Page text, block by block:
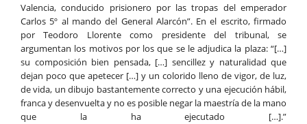
Valencia, conducido prisionero por las tropas del emperador
Carlos 5º al mando del General Alarcón”. En el escrito, firmado
por Teodoro Llorente como presidente del tribunal, se
argumentan los motivos por los que se le adjudica la plaza: “[…]
su composición bien pensada, […] sencillez y naturalidad que
dejan poco que apetecer […] y un colorido lleno de vigor, de luz,
de vida, un dibujo bastantemente correcto y una ejecución hábil,
franca y desenvuelta y no es posible negar la maestría de la mano
que la ha ejecutado […].”